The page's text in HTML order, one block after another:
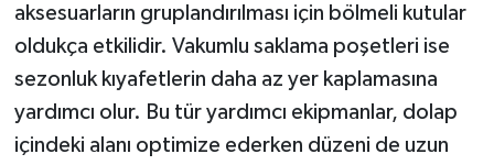
aksesuarların gruplandırılması için bölmeli kutular
oldukça etkilidir. Vakumlu saklama poşetleri ise
sezonluk kıyafetlerin daha az yer kaplamasına
yardımcı olur. Bu tür yardımcı ekipmanlar, dolap
içindeki alanı optimize ederken düzeni de uzun